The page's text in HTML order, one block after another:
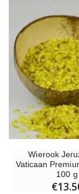
Wierook
Vaticaan
100 g